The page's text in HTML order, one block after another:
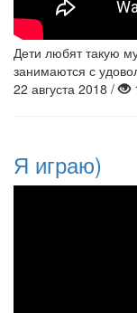
Дети любят такую
занимаются с
22 августа 2018 /
Я играю)